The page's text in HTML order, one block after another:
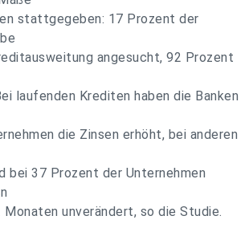
stattgegeben: 17 Prozent der
angesucht, 92 Prozent
laufenden Krediten haben die Banken
die Zinsen erhöht, bei anderen
bei 37 Prozent der Unternehmen
unverändert, so die Studie.